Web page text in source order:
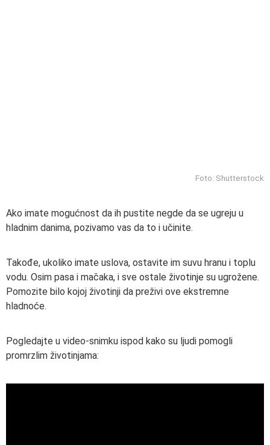
Foto: Shutterstock
Ako imate mogućnost da ih pustite negde da se ugreju u
hladnim danima, pozivamo vas da to i učinite.
Takođe, ukoliko imate uslova, ostavite im suvu hranu i toplu
vodu. Osim pasa i mačaka, i sve ostale životinje su ugrožene.
Pomozite bilo kojoj životinji da preživi ove ekstremne
hladnoće.
Pogledajte u video-snimku ispod kako su ljudi pomogli
promrzlim životinjama: